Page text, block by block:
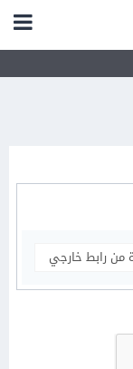
رابط خارجي